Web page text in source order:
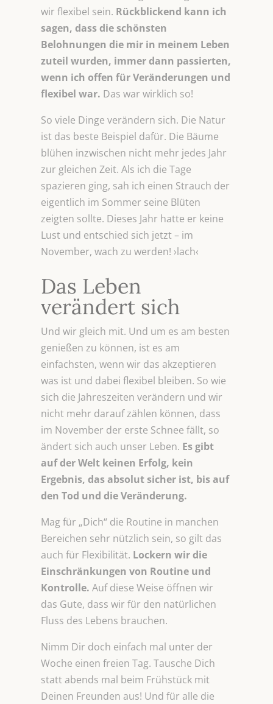
wir flexibel sein. Rückblickend kann ich
sagen, dass die schönsten
Belohnungen die mir in meinem Leben
zuteil wurden, immer dann passierten,
wenn ich offen für Veränderungen und
flexibel war. Das war wirklich so!
So viele Dinge verändern sich. Die Natur
ist das beste Beispiel dafür. Die Bäume
blühen inzwischen nicht mehr jedes Jahr
zur gleichen Zeit. Als ich die Tage
spazieren ging, sah ich einen Strauch der
eigentlich im Sommer seine Blüten
zeigten sollte. Dieses Jahr hatte er keine
Lust und entschied sich jetzt – im
November, wach zu werden! ›lach‹
Das Leben
verändert sich
Und wir gleich mit. Und um es am besten
genießen zu können, ist es am
einfachsten, wenn wir das akzeptieren
was ist und dabei flexibel bleiben. So wie
sich die Jahreszeiten verändern und wir
nicht mehr darauf zählen können, dass
im November der erste Schnee fällt, so
ändert sich auch unser Leben. Es gibt
auf der Welt keinen Erfolg, kein
Ergebnis, das absolut sicher ist, bis auf
den Tod und die Veränderung.
Mag für „Dich“ die Routine in manchen
Bereichen sehr nützlich sein, so gilt das
auch für Flexibilität. Lockern wir die
Einschränkungen von Routine und
Kontrolle. Auf diese Weise öffnen wir
das Gute, dass wir für den natürlichen
Fluss des Lebens brauchen.
Nimm Dir doch einfach mal unter der
Woche einen freien Tag. Tausche Dich
statt abends mal beim Frühstück mit
Deinen Freunden aus! Und für alle die